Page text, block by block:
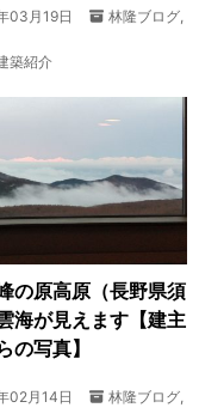
03月19日 林隆ブログ,
築紹介
の原高原（長野県須
海が見えます【建主
の写真】
02月14日 林隆ブログ,